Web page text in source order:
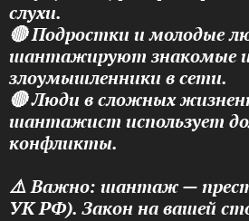
слухи.
🔴 Подростки и молодые
шантажируют знакомые
злоумышленники в сети.
🔴 Люди в сложных
шантажист использует
конфликты.
⚠️ Важно: шантаж —
УК РФ). Закон на вашей